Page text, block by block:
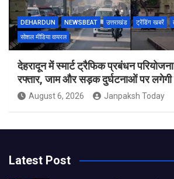
DEHARDUN NEWSBEAT उत्तराखंड ट्रेंडिंग खबरें
सोशल मीडिया वायरल
देहरादून में स्मार्ट ट्रैफिक प्रबंधन
रफ्तार, जाम और सड़क दुर्घटनाओं पर लगेगी
August 6, 2026 Janpaksh Today
Latest Post